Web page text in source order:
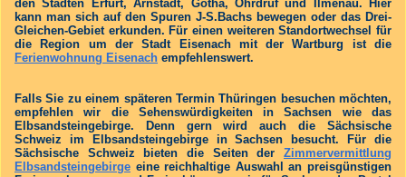
den Städten Erfurt, Arnstadt, Gotha, Ohrdruf und Ilmenau. Hier
kann man sich auf den Spuren J-S.Bachs bewegen oder das Drei-
Gleichen-Gebiet erkunden. Für einen weiteren Standortwechsel für
die Region um der Stadt Eisenach mit der Wartburg ist die
Ferienwohnung Eisenach empfehlenswert.
Falls Sie zu einem späteren Termin Thüringen besuchen möchten,
empfehlen wir die Sehenswürdigkeiten in Sachsen wie das
Elbsandsteingebirge. Denn gern wird auch die Sächsische
Schweiz im Elbsandsteingebirge in Sachsen besucht. Für die
Sächsische Schweiz bieten die Seiten der Zimmervermittlung
Elbsandsteingebirge eine reichhaltige Auswahl an preisgünstigen